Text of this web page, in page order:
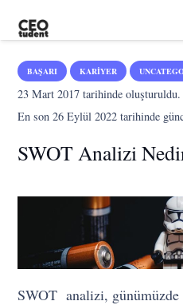
BAŞARI KARIYER
23 Mart 2017 tarihinde oluşturuldu.
En son26 Eylül 2022 tarihinde
SWOT Analizi
SWOT analizi, günümüzde